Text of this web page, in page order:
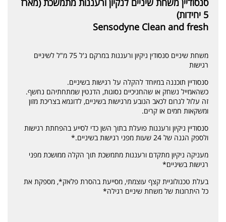
5 יחידות)
Sensodyne Clean and fresh
משחת שיניים סנסודין ניקיון ורעננות במרקם ג'ל 75 מ"ל לשיניים
רגישות
סנסודיין תוכננה במיוחד להקלה על רגישות בשיניים.
כשהאמייל נשחק או שהחניכיים נסוגות, הדנטין שמתחתיהם נחשף.
זה עלול לגרום לכאב הנובע מרגישות בשיניים, לדוגמא בצריכת מזון
ומשקאות חמים או קרים.
סנסודיין ניקיון ורעננות פועלת בתוך השן כדי לסייע בהפחתת רגישות
ולספק הגנה של 24 שעות מפני רגישות בשיניים.*
מעניקה ניקיון מתקדם ורעננות מתמשכת תוך הקלה ממושכת מפני
רגישות בשיניים*
בעלת טכנולוגיית קצף עוצמתי, מסייעת בהסרת פלאק*, מספקת את
כל היתרונות של משחת שיניים רגילה*